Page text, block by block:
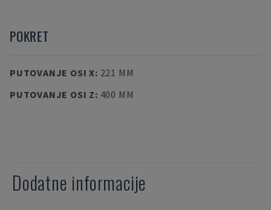
POKRET
PUTOVANJE OSI X: 221 MM
PUTOVANJE OSI Z: 400 MM
Dodatne informacije